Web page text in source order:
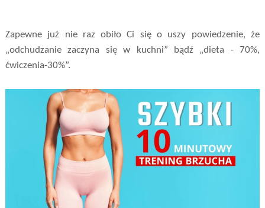
Zapewne już nie raz obiło Ci się o uszy powiedzenie, że
„odchudzanie zaczyna się w kuchni” bądź „dieta - 70%,
ćwiczenia-30%”.